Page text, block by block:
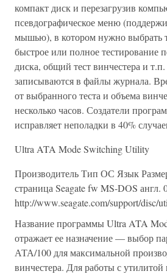
компакт диск и перезагрузив
псевдографическое меню
мышью), в котором нужно выбрать
быстрое или полное тестирование
диска, общий тест винчестера и т.п.
записываются в файлы журнала.
от выбранного теста и объема
несколько часов. Создатели
исправляет неполадки в 40%
Ultra ATA Mode Switching Utility
Производитель Тип ОС Язык
страница Seagate fw MS-DOS англ.
http://www.seagate.com/support/disc/
Название программы Ultra ATA
отражает ее назначение — выбор
АТА/100 для максимальной
винчестера. Для работы с утилитой